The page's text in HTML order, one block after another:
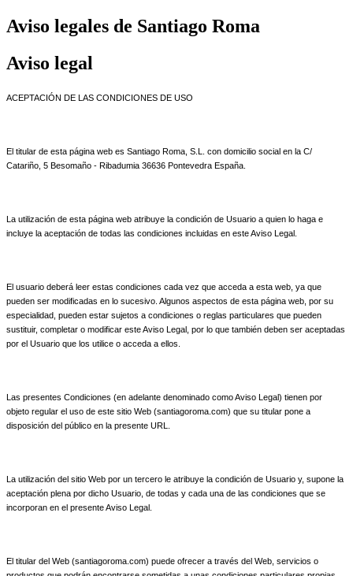
Aviso legales de Santiago Roma
Aviso legal
ACEPTACIÓN DE LAS CONDICIONES DE USO
El titular de esta página web es Santiago Roma, S.L. con domicilio social en la C/
Catariño, 5 Besomaño - Ribadumia 36636 Pontevedra España.
La utilización de esta página web atribuye la condición de Usuario a quien lo haga e
incluye la aceptación de todas las condiciones incluidas en este Aviso Legal.
El usuario deberá leer estas condiciones cada vez que acceda a esta web, ya que
pueden ser modificadas en lo sucesivo. Algunos aspectos de esta página web, por su
especialidad, pueden estar sujetos a condiciones o reglas particulares que pueden
sustituir, completar o modificar este Aviso Legal, por lo que también deben ser aceptadas
por el Usuario que los utilice o acceda a ellos.
Las presentes Condiciones (en adelante denominado como Aviso Legal) tienen por
objeto regular el uso de este sitio Web (santiagoroma.com) que su titular pone a
disposición del público en la presente URL.
La utilización del sitio Web por un tercero le atribuye la condición de Usuario y, supone la
aceptación plena por dicho Usuario, de todas y cada una de las condiciones que se
incorporan en el presente Aviso Legal.
El titular del Web (santiagoroma.com) puede ofrecer a través del Web, servicios o